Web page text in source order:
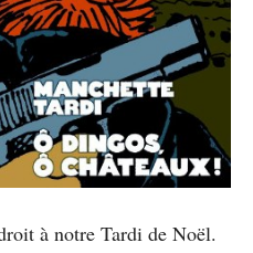
à notre Tardi de Noël.